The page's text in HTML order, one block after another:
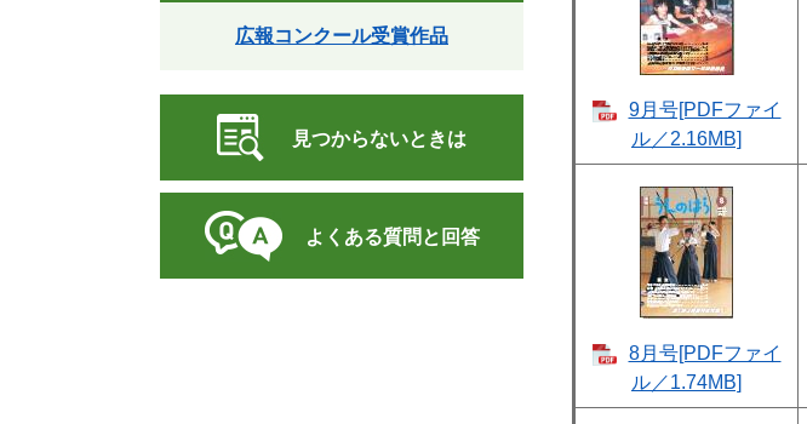
9月号[PDFファイ
ル／2.16MB]
8月号[PDFファイ
ル／1.74MB]
広報コンクール受賞作品
見つからないときは
よくある質問と回答